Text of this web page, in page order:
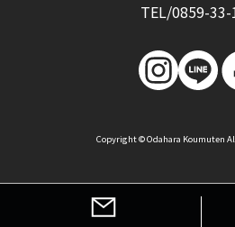
TEL/0859-33-
Copyright © Odahara Koumuten